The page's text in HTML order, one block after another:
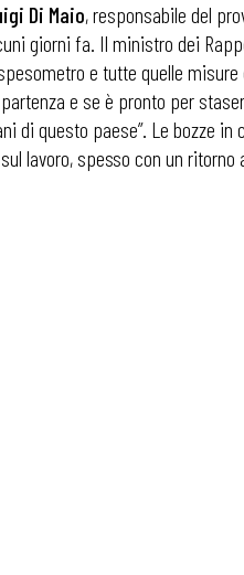
Di Maio, responsabile del
giorni fa. Il ministro dei
e tutte quelle
e se è pronto per
di questo paese”. Le bozze
lavoro, spesso con un